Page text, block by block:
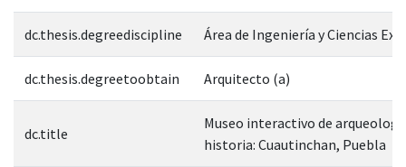
dc.thesis.degreediscipline Área de Ingeniería y Ciencias
dc.thesis.degreetoobtain Arquitecto (a)
dc.title
Museo interactivo de
historia: Cuautinchan, Puebla